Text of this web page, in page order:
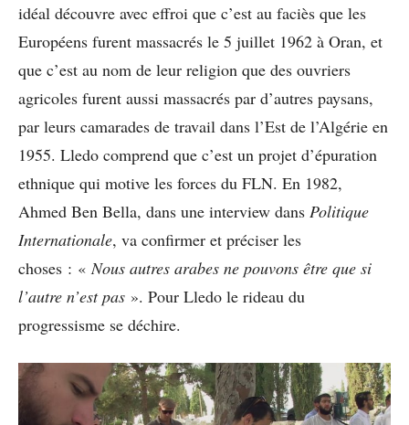
idéal découvre avec effroi que c’est au faciès que les
Européens furent massacrés le 5 juillet 1962 à Oran, et
que c’est au nom de leur religion que des ouvriers
agricoles furent aussi massacrés par d’autres paysans,
par leurs camarades de travail dans l’Est de l’Algérie en
1955. Lledo comprend que c’est un projet d’épuration
ethnique qui motive les forces du FLN. En 1982,
Ahmed Ben Bella, dans une interview dans Politique
Internationale, va confirmer et préciser les
choses : «Nous autres arabes ne pouvons être que si
l’autre n’est pas ». Pour Lledo le rideau du
progressisme se déchire.